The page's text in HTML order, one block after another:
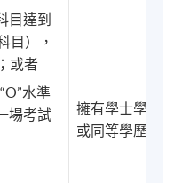
、紐約等地取得執
分校友的要求向該
席證明，以支援其
禮通常會在每年的一月份在
目達到
目），
或者
水準
場考試
擁有學士學位
或同等學歷